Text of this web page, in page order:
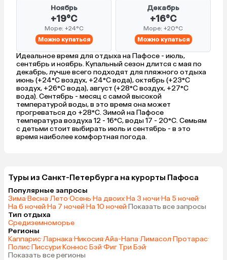
Ноябрь
+19°C
Море: +24°C
Можно купаться
Декабрь
+16°C
Море: +20°C
Можно купаться
Идеальное время для отдыха на Пафосе - июль,
сентябрь и ноябрь. Купальный сезон длится с мая по
декабрь, лучше всего подходят для пляжного отдыха
июнь (+24°C воздух, +24°C вода), октябрь (+23°C
воздух, +26°C вода), август (+28°C воздух, +27°C
вода). Сентябрь - месяц с самой высокой
температурой воды, в это время она может
прогреваться до +28°C. Зимой на Пафосе
температура воздуха 12 - 16°C, воды 17 - 20°C. Семьям
с детьми стоит выбирать июль и сентябрь - в это
время наиболее комфортная погода.
Туры из Санкт-Петербурга на курорты Пафоса
Популярные запросы
Зима·Весна·Лето·Осень·На двоих·На 3 ночи·На 5 ночей·
На 6 ночей·На 7 ночей·На 10 ночей·Показать все запросы
Тип отдыха
Средиземноморье
Регионы
Каппарис·Ларнака·Никосия·Айа-Напа·Лимасол·Протарас·
Полис·Писсури·Коннос Бэй·Фиг Три Бэй·
Показать все регионы